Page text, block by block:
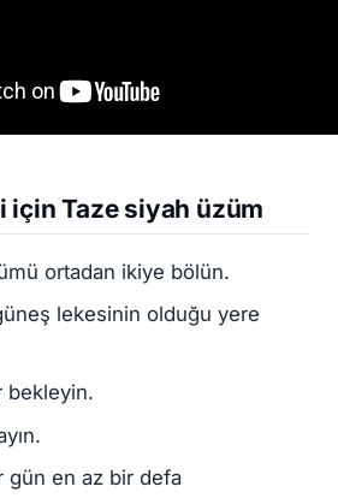
için Taze siyah üzüm
ortadan ikiye bölün.
lekesinin olduğu yere
bekleyin.
gün en az bir defa